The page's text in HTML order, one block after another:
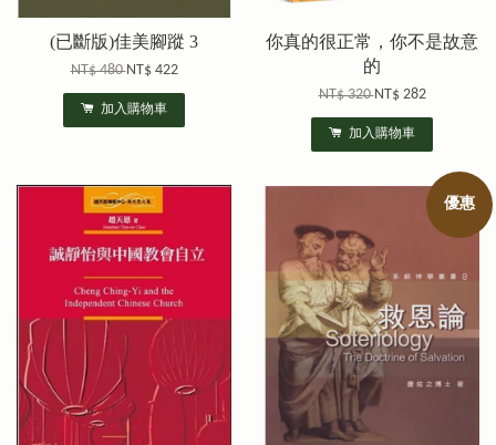
(已斷版)佳美腳蹤 3
NT$ 480NT$ 422
加入購物車
你真的很正常，你不是故意
的
NT$ 320NT$ 282
加入購物車
優惠